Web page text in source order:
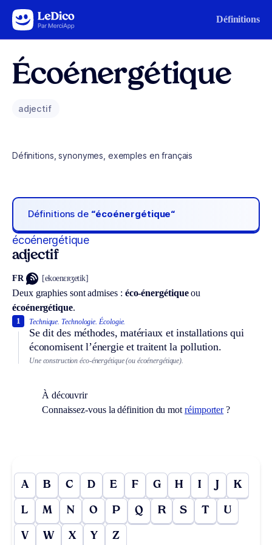
Aller au contenu Définitions
Écoénergétique
adjectif
Définitions, synonymes, exemples en français
Définitions de “écoénergétique“
écoénergétique
adjectif
FR [ekoenɛʀʒetik]
Deux graphies sont admises : éco-énergétiqueou
écoénergétique.
Technique. Technologie. Écologie.
Se dit des méthodes, matériaux et installations qui
économisent l’énergie et traitent la pollution.
1
Une construction éco-énergétique (ou écoénergétique).
À découvrir
Connaissez-vous la définition du mot réimporter?
A B C D E F G H I J K
L M N O P Q R S T U
V W X Y Z